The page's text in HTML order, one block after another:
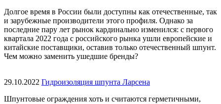
Долгое время в России были доступны как отечественные, так
и зарубежные производители этого профиля. Однако за
последние пару лет рынок кардинально изменился: с первого
квартала 2022 года с российского рынка ушли европейские и
китайские поставщики, оставив только отечественный шпунт.
Чем можно заменить ушедшие бренды?
29.10.2022 Гидроизоляция шпунта Ларсена
Шпунтовые ограждения хоть и считаются герметичными,